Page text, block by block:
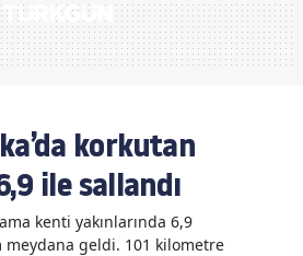
korkutan
ile sallandı
kenti yakınlarında 6,9
geldi. 101 kilometre